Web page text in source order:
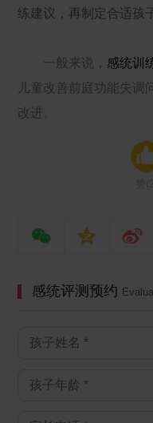
练建议，再制定合适孩
一般来说， 感统训
儿童改善前庭功能失调
改进。
感统评测预约